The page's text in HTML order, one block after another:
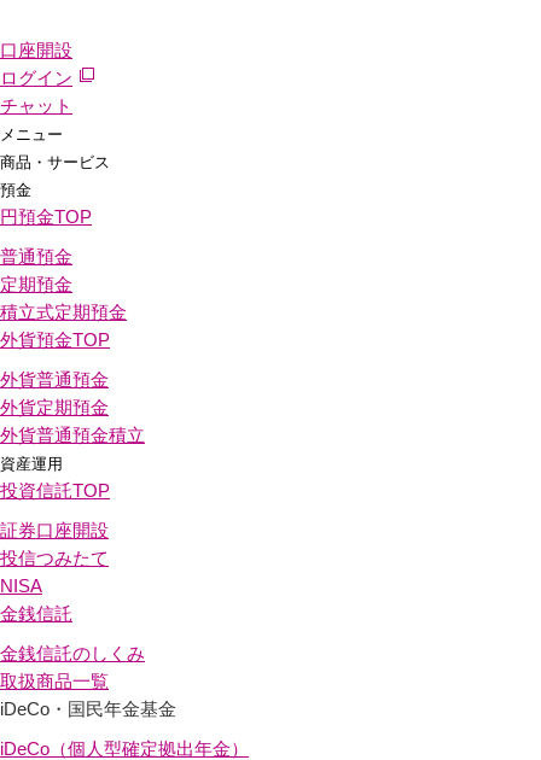
口座開設
ログイン
チャット
メニュー
商品・サービス
預金
円預金TOP
普通預金
定期預金
積立式定期預金
外貨預金TOP
外貨普通預金
外貨定期預金
外貨普通預金積立
資産運用
投資信託TOP
証券口座開設
投信つみたて
NISA
金銭信託
金銭信託のしくみ
取扱商品一覧
iDeCo・国民年金基金
iDeCo（個人型確定拠出年金）